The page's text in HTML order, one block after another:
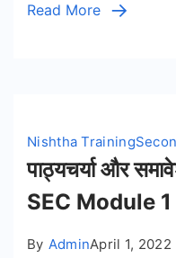
Read More
Nishtha Training
पाठ्यचर्या और
SEC Module
By AdminApril 1, 2022